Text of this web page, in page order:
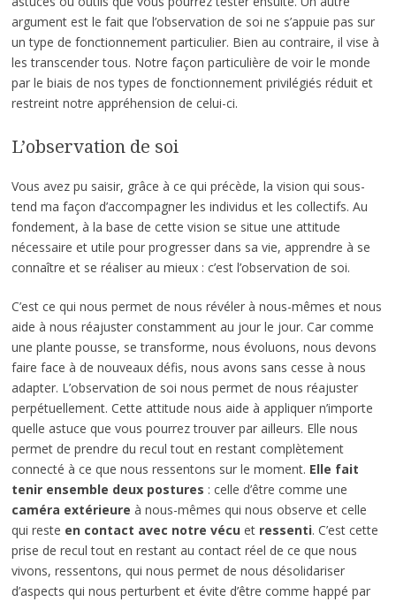
argument est le fait que l’observation de soi ne s’appuie pas sur
un type de fonctionnement particulier. Bien au contraire, il vise à
les transcender tous. Notre façon particulière de voir le monde
par le biais de nos types de fonctionnement privilégiés réduit et
restreint notre appréhension de celui-ci.
L’observation de soi
Vous avez pu saisir, grâce à ce qui précède, la vision qui sous-
tend ma façon d’accompagner les individus et les collectifs. Au
fondement, à la base de cette vision se situe une attitude
nécessaire et utile pour progresser dans sa vie, apprendre à se
connaître et se réaliser au mieux : c’est l’observation de soi.
C’est ce qui nous permet de nous révéler à nous-mêmes et nous
aide à nous réajuster constamment au jour le jour. Car comme
une plante pousse, se transforme, nous évoluons, nous devons
faire face à de nouveaux défis, nous avons sans cesse à nous
adapter. L’observation de soi nous permet de nous réajuster
perpétuellement. Cette attitude nous aide à appliquer n’importe
quelle astuce que vous pourrez trouver par ailleurs. Elle nous
permet de prendre du recul tout en restant complètement
connecté à ce que nous ressentons sur le moment. Elle fait
tenir ensemble deux postures : celle d’être comme une
caméra extérieure à nous-mêmes qui nous observe et celle
qui reste en contact avec notre vécuet ressenti. C’est cette
prise de recul tout en restant au contact réel de ce que nous
vivons, ressentons, qui nous permet de nous désolidariser
d’aspects qui nous perturbent et évite d’être comme happé par